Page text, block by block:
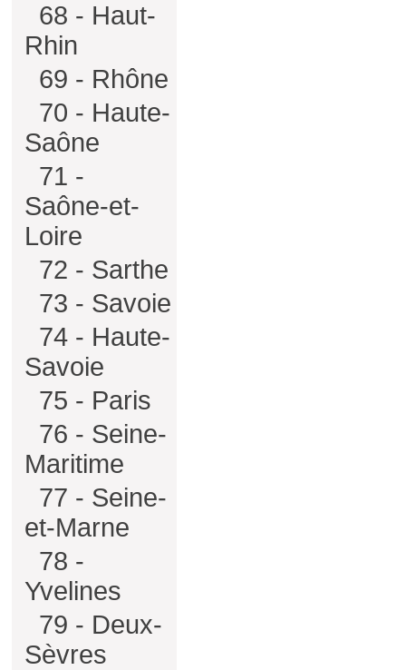
68 - Haut-
Rhin
69 - Rhône
70 - Haute-
Saône
71 -
Saône-et-
Loire
72 - Sarthe
73 - Savoie
74 - Haute-
Savoie
75 - Paris
76 - Seine-
Maritime
77 - Seine-
et-Marne
78 -
Yvelines
79 - Deux-
Sèvres